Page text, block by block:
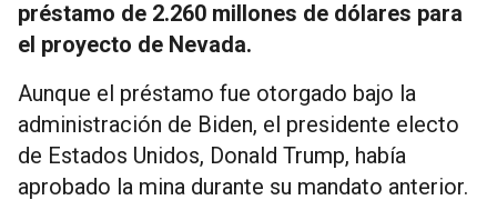
préstamo de 2.260 millones de dólares para
el proyecto de Nevada.
Aunque el préstamo fue otorgado bajo la
administración de Biden, el presidente electo
de Estados Unidos, Donald Trump, había
aprobado la mina durante su mandato anterior.